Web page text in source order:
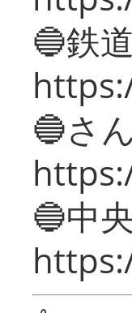
🔵鉄
🔵さ
🔵中